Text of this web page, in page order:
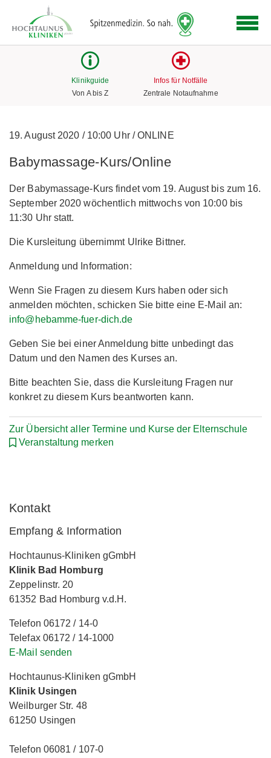
Link
zur
Klinikguide
Von A bis Z
Infos für Notfälle
Zentrale Notaufnahme
19. August 2020 /10:00 Uhr /ONLINE
Babymassage-Kurs/Online
Der Babymassage-Kurs findet vom 19. August bis zum 16.
September 2020 wöchentlich mittwochs von 10:00 bis
11:30 Uhr statt.
Die Kursleitung übernimmt Ulrike Bittner.
Anmeldung und Information:
Wenn Sie Fragen zu diesem Kurs haben oder sich
anmelden möchten, schicken Sie bitte eine E-Mail an:
info@hebamme-fuer-dich.de
Geben Sie bei einer Anmeldung bitte unbedingt das
Datum und den Namen des Kurses an.
Bitte beachten Sie, dass die Kursleitung Fragen nur
konkret zu diesem Kurs beantworten kann.
Zur Übersicht aller Termine und Kurse der Elternschule
Veranstaltung merken
Kontakt
Empfang & Information
Hochtaunus-Kliniken gGmbH
Klinik Bad Homburg
Zeppelinstr. 20
61352 Bad Homburg v.d.H.
Telefon 06172 / 14-0
Telefax 06172 / 14-1000
E-Mail senden
Hochtaunus-Kliniken gGmbH
Klinik Usingen
Weilburger Str. 48
61250 Usingen
Telefon 06081 / 107-0